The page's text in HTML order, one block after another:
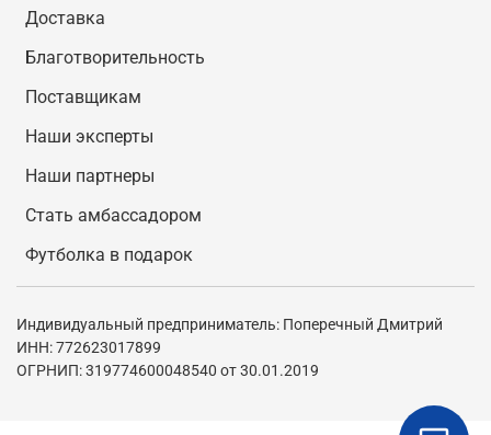
Доставка
Благотворительность
Поставщикам
Наши эксперты
Наши партнеры
Стать амбассадором
Футболка в подарок
Индивидуальный предприниматель: Поперечный Дмитрий
ИНН: 772623017899
ОГРНИП: 319774600048540 от 30.01.2019